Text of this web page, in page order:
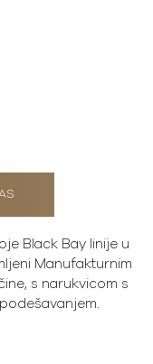
Black Bay linije u
Manufakturnim
s narukvicom s